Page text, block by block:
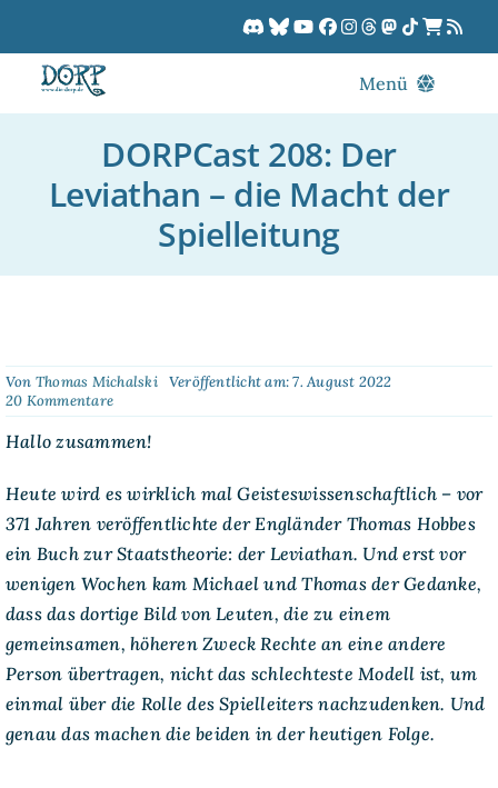
springen
Menü
DORPCast
DORP-TV
Downloads
Kalender
DORPCast 208: Der
Leviathan – die Macht der
Spielleitung
Von Thomas Michalski
Veröffentlicht am: 7. August 2022
20 Kommentareon
DORPCast
208:
–
die
Macht
der
Hallo zusammen!
Heute wird es wirklich mal Geisteswissenschaftlich – vor
371 Jahren veröffentlichte der Engländer Thomas Hobbes
ein Buch zur Staatstheorie: der Leviathan. Und erst vor
wenigen Wochen kam Michael und Thomas der Gedanke,
dass das dortige Bild von Leuten, die zu einem
gemeinsamen, höheren Zweck Rechte an eine andere
Person übertragen, nicht das schlechteste Modell ist, um
einmal über die Rolle des Spielleiters nachzudenken. Und
genau das machen die beiden in der heutigen Folge.